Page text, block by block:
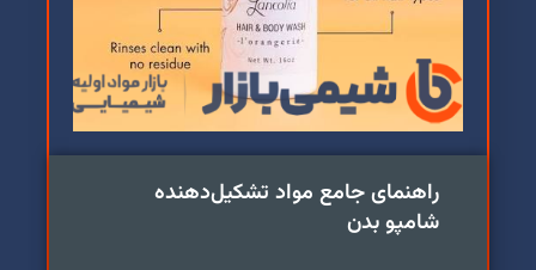
راهنمای جامع مواد تشکیل‌دهنده
شامپو بدن